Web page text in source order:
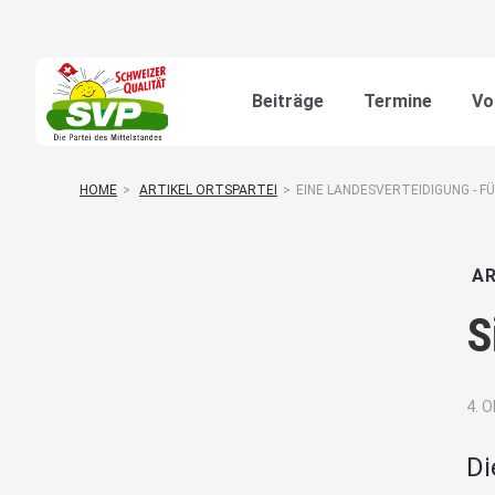
Beiträge Termine
HOME > ARTIKEL ORTSPARTEI > EINE LANDESVERTEIDIGUNG -
4.